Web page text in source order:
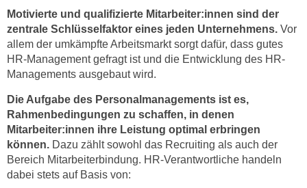
Motivierte und qualifizierte Mitarbeiter:innen sind der
zentrale Schlüsselfaktor eines jeden Unternehmens. Vor
allem der umkämpfte Arbeitsmarkt sorgt dafür, dass gutes
HR-Management gefragt ist und die Entwicklung des HR-
Managements ausgebaut wird.
Die Aufgabe des Personalmanagements ist es,
Rahmenbedingungen zu schaffen, in denen
Mitarbeiter:innen ihre Leistung optimal erbringen
können. Dazu zählt sowohl das Recruiting als auch der
Bereich Mitarbeiterbindung. HR-Verantwortliche handeln
dabei stets auf Basis von:
o
w
i
e
m
m
p
r
e